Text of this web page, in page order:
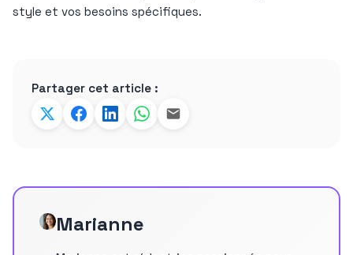
style et vos besoins spécifiques.
Partager cet article :
Marianne